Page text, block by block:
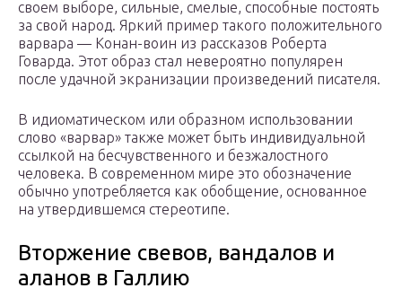
своем выборе, сильные, смелые, способные постоять
за свой народ. Яркий пример такого положительного
варвара — Конан-воин из рассказов Роберта
Говарда. Этот образ стал невероятно популярен
после удачной экранизации произведений писателя.
В идиоматическом или образном использовании
слово «варвар» также может быть индивидуальной
ссылкой на бесчувственного и безжалостного
человека. В современном мире это обозначение
обычно употребляется как обобщение, основанное
на утвердившемся стереотипе.
Вторжение свевов, вандалов и
аланов в Галлию